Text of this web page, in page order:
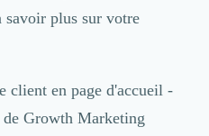
savoir plus sur votre